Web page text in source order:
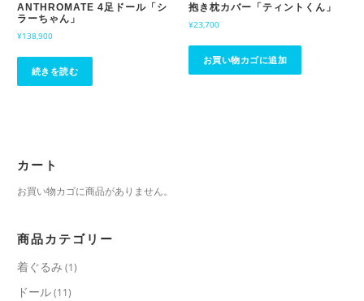
ANTHROMATE 4足ドール「シ
ラーちゃん」
¥138,900
続きを読む
抱き枕カバー「ティントくん」
¥23,700
お買い物カゴに追加
カート
お買い物カゴに商品がありません。
商品カテゴリー
着ぐるみ (1)
ドール(11)